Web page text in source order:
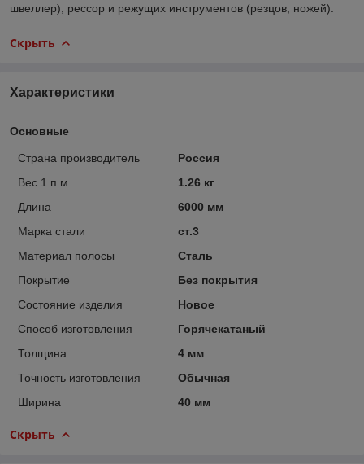
швеллер), рессор и режущих инструментов (резцов, ножей).
Скрыть
Характеристики
Основные
Страна производитель
Россия
Вес 1 п.м.
1.26 кг
Длина
6000 мм
Марка стали
ст.3
Материал полосы
Сталь
Покрытие
Без покрытия
Состояние изделия
Новое
Способ изготовления
Горячекатаный
Толщина
4 мм
Точность изготовления
Обычная
Ширина
40 мм
Скрыть